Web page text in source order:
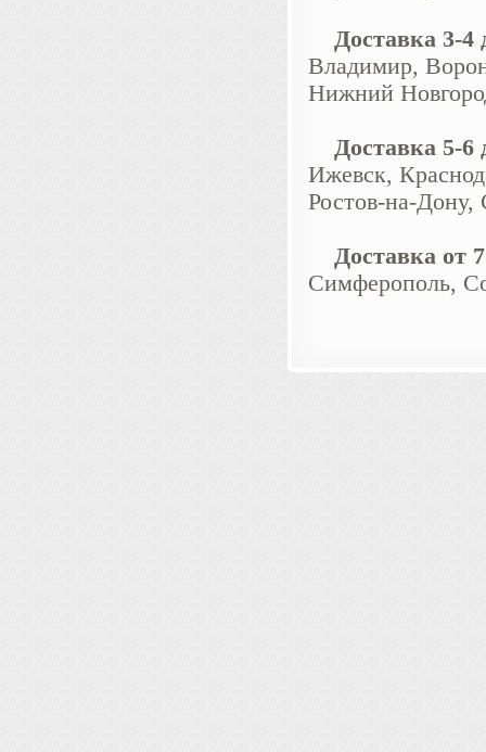
Доставка 3-4
Владимир,
Нижний
Доставка 5-6
Ижевск,
Ростов-на-Дону,
Доставка от 7
Симферополь,